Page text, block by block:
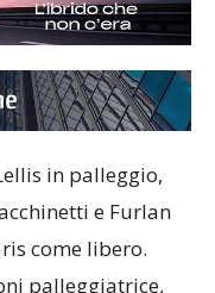
in palleggio,
e Furlan